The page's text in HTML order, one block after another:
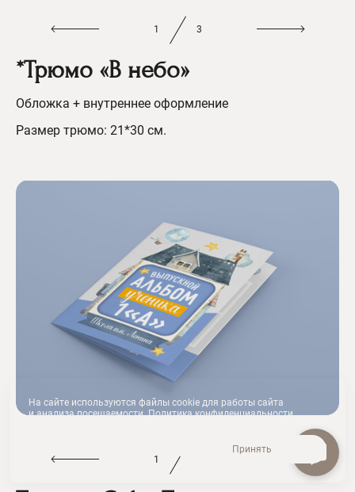
1 3
*Трюмо «В небо»
Обложка + внутреннее оформление
Размер трюмо: 21*30 см.
1
На сайте используются файлы cookie для работы сайта
и анализа посещаемости.Политика конфиденциальности
Принять